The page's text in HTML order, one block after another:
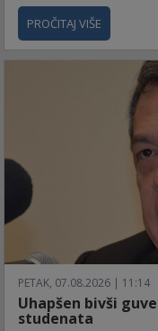
PROČITAJ VIŠE
PETAK, 07.08.2026 | 11:14
Uhapšen bivši
studenata